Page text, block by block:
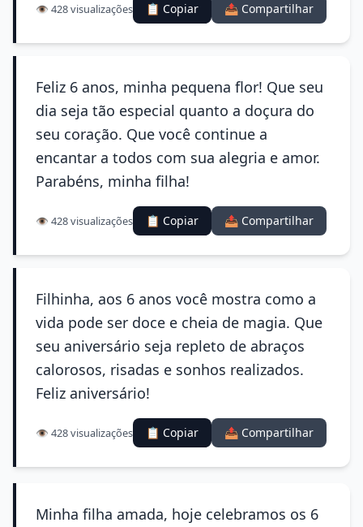
👁️ 428 visualizações 📋 Copiar 📤 Compartilhar
Feliz 6 anos, minha pequena flor! Que seu
dia seja tão especial quanto a doçura do
seu coração. Que você continue a
encantar a todos com sua alegria e amor.
Parabéns, minha filha!
👁️ 428 visualizações 📋 Copiar 📤 Compartilhar
Filhinha, aos 6 anos você mostra como a
vida pode ser doce e cheia de magia. Que
seu aniversário seja repleto de abraços
calorosos, risadas e sonhos realizados.
Feliz aniversário!
👁️ 428 visualizações 📋 Copiar 📤 Compartilhar
Minha filha amada, hoje celebramos os 6